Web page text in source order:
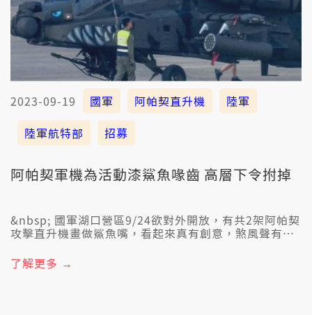
2023-09-19 國軍 阿帕契直升機
陸軍
陸軍航特部
招募
阿帕契軍機為活動漆鯊魚喙齒 高層下令拊掉
&nbsp; 國軍湖口營區9/24欲對外開放，有共2架阿帕契
攻擊直升機畫做鯊魚嘴，看起來真有創意，煞風聲有一
符合作戰需求，取消展示。就有立委認為傷過頭。專家
也表示，國軍綁手綁腳，較有創意顛倒是招募的好機
了解更多 →